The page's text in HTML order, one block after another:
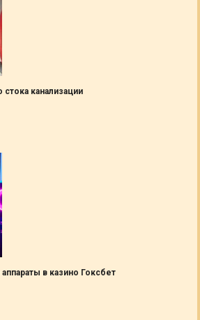
стока канализации
в казино Гоксбет